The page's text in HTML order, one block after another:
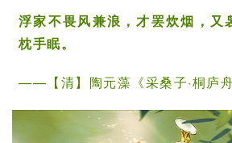
浮家不畏风兼浪，才罢炊烟，又
枕手眠。
——【清】陶元藻《采桑子·桐庐舟